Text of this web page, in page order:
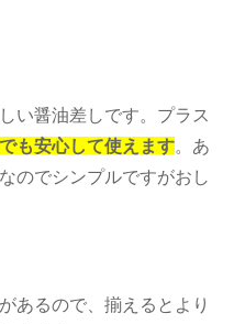
い醤油差しです。プラス
も安心して使えます 。あ
のでシンプルですがおし
あるので、揃えるとより